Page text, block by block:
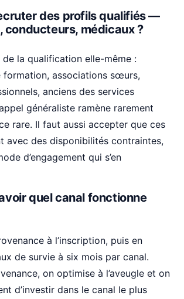
des profils qualifiés —
conducteurs, médicaux ?
de la qualification elle-même :
formation, associations sœurs,
anciens des services
généraliste ramène rarement
rare. Il faut aussi accepter que ces
avec des disponibilités contraintes,
d’engagement qui s’en
quel canal fonctionne
à l’inscription, puis en
de survie à six mois par canal.
on optimise à l’aveugle et on
d’investir dans le canal le plus